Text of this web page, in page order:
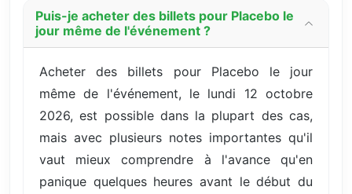
Puis-je acheter des billets pour Placebo le
jour même de l'événement ?
Acheter des billets pour Placebo le jour
même de l'événement, le lundi 12 octobre
2026, est possible dans la plupart des cas,
mais avec plusieurs notes importantes qu'il
vaut mieux comprendre à l'avance qu'en
panique quelques heures avant le début du